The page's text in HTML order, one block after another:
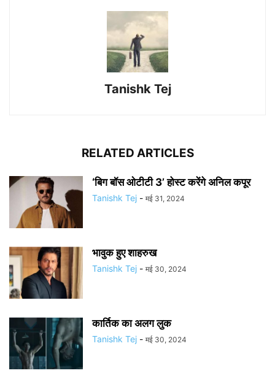
Tanishk Tej
RELATED ARTICLES
‘बिग बॉस ओटीटी 3’ होस्ट करेंगे अनिल कपूर
Tanishk Tej - मई 31, 2024
भावुक हुए शाहरुख
Tanishk Tej - मई 30, 2024
कार्तिक का अलग लुक
Tanishk Tej - मई 30, 2024